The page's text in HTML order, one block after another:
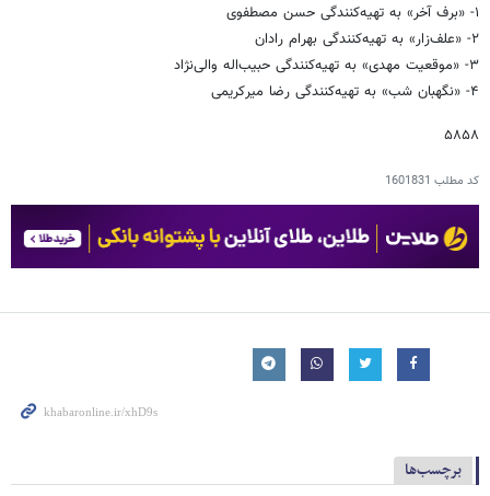
۱- «برف آخر» به تهیه‌کنندگی حسن مصطفوی
۲- «علف‌زار» به تهیه‌کنندگی بهرام رادان
۳- «موقعیت مهدی» به تهیه‌کنندگی حبیب‌اله والی‌نژاد
۴- «نگهبان شب» به تهیه‌کنندگی رضا میرکریمی
۵۸۵۸
کد مطلب 1601831
برچسب‌ها